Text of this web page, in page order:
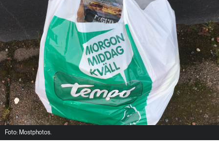
Landsbygd
Livsstil & konsumtion
Mat & jordbruk
Skog
Social hållbarhet
Transport
1492 ARTIKLAR
Klimat
252 ARTIKLAR
Landsbygd
939 ARTIKLAR
Livsstil & konsumtion
612 ARTIKLAR
Foto: Mostphotos.